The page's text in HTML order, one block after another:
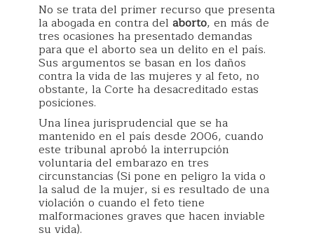
No se trata del primer recurso que presenta
la abogada en contra del aborto, en más de
tres ocasiones ha presentado demandas
para que el aborto sea un delito en el país.
Sus argumentos se basan en los daños
contra la vida de las mujeres y al feto, no
obstante, la Corte ha desacreditado estas
posiciones.
Una línea jurisprudencial que se ha
mantenido en el país desde 2006, cuando
este tribunal aprobó la interrupción
voluntaria del embarazo en tres
circunstancias (Si pone en peligro la vida o
la salud de la mujer, si es resultado de una
violación o cuando el feto tiene
malformaciones graves que hacen inviable
su vida).